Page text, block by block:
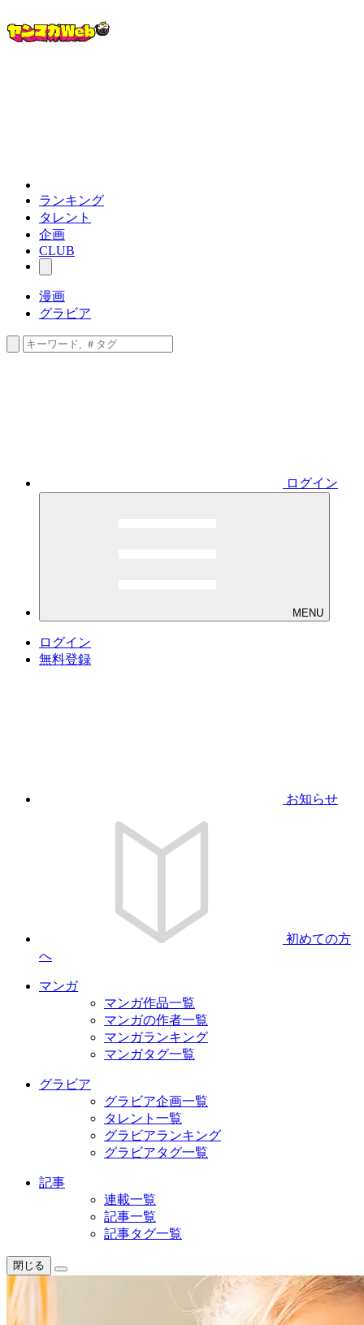
ランキング
タレント
企画
CLUB
漫画
グラビア
ログイン
MENU
ログイン
無料登録
お知らせ
初めての方
へ
マンガ
マンガ作品一覧
マンガの作者一覧
マンガランキング
マンガタグ一覧
グラビア
グラビア企画一覧
タレント一覧
グラビアランキング
グラビアタグ一覧
記事
連載一覧
記事一覧
記事タグ一覧
閉じる